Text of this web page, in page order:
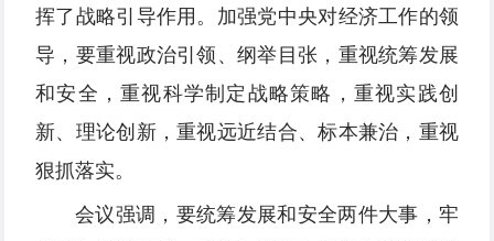
挥了战略引导作用。加强党中央对经济工作的领
导，要重视政治引领、纲举目张，重视统筹发展
和安全，重视科学制定战略策略，重视实践创
新、理论创新，重视远近结合、标本兼治，重视
狠抓落实。
会议强调，要统筹发展和安全两件大事，牢